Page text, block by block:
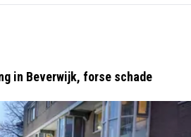
in Beverwijk, forse schade